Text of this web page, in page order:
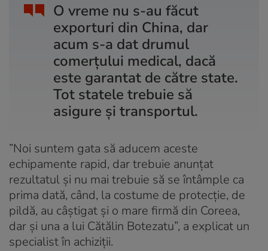
O vreme nu s-au făcut
exporturi din China, dar
acum s-a dat drumul
comerțului medical, dacă
este garantat de către state.
Tot statele trebuie să
asigure și transportul.
”Noi suntem gata să aducem aceste
echipamente rapid, dar trebuie anunțat
rezultatul și nu mai trebuie să se întâmple ca
prima dată, când, la costume de protecție, de
pildă, au câștigat și o mare firmă din Coreea,
dar și una a lui Cătălin Botezatu”, a explicat un
specialist în achiziții.